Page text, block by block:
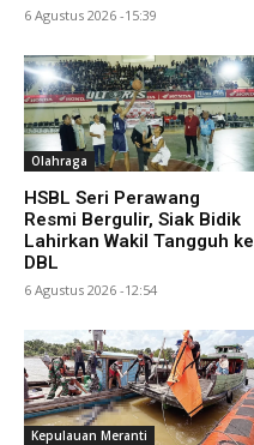
6 Agustus 2026 -15:39
Olahraga
HSBL Seri Perawang
Resmi Bergulir, Siak Bidik
Lahirkan Wakil Tangguh ke
DBL
6 Agustus 2026 -12:54
Kepulauan Meranti